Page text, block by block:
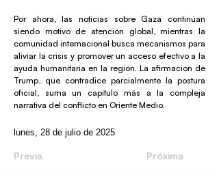
Por ahora, las noticias sobre Gaza continúan
siendo motivo de atención global, mientras la
comunidad internacional busca mecanismos para
aliviar la crisis y promover un acceso efectivo a la
ayuda humanitaria en la región. La afirmación de
Trump, que contradice parcialmente la postura
oficial, suma un capítulo más a la compleja
narrativa del conflicto en Oriente Medio.
lunes, 28 de julio de 2025
Previa Próxima